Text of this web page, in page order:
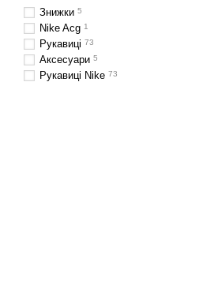
Знижки 5
Nike Acg 1
Рукавиці 73
Аксесуари 5
Рукавиці Nike 73